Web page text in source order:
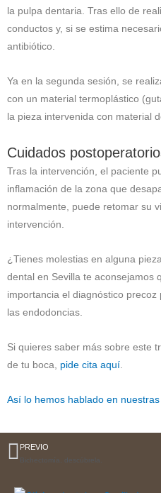
la pulpa dentaria. Tras ello de
conductos y, si se estima
antibiótico.
Ya en la segunda sesión, se
con un material termoplástico
la pieza intervenida con material
Cuidados
Tras la intervención, el paciente
inflamación de la zona que
normalmente, puede retomar su
intervención.
¿Tienes molestias en alguna
dental en Sevilla te aconsejamos
importancia el diagnóstico
las endodoncias.
Si quieres saber más sobre este
de tu boca, pide cita aquí
Así lo hemos hablado en nuestras
PREVIO
Bichectomía, descúbrela.